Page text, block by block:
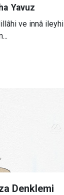
Yavuz
ve innâ ileyhi
Denklemi